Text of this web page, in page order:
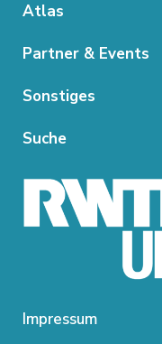
Atlas
Partner & Events
Sonstiges
Suche
Impressum